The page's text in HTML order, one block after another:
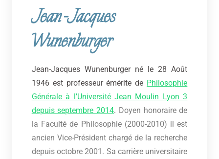
Jean-Jacques
Wunenburger
Jean-Jacques Wunenburger né le 28 Août
1946 est professeur émérite de Philosophie
Générale à l’Université Jean Moulin Lyon 3
depuis septembre 2014. Doyen honoraire de
la Faculté de Philosophie (2000-2010) il est
ancien Vice-Président chargé de la recherche
depuis octobre 2001. Sa carrière universitaire